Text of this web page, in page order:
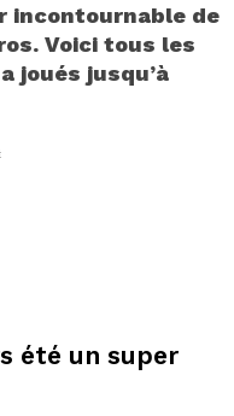
incontournable de
Voici tous les
joués jusqu’à
été un super